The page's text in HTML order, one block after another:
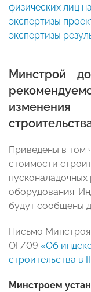
физических лиц
экспертизы
экспертизы
Минстрой
Приведены в том
стоимости
пусконаладочных
оборудования.
будут сообщены
Письмо Минстроя
ОГ/09 «Об
строительства в
Минстроем